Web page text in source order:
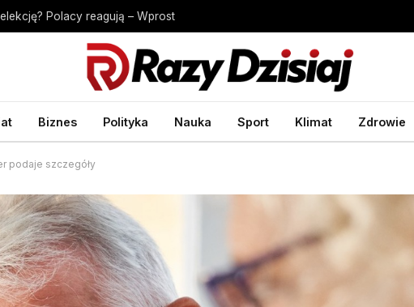
Polacy reagują – Wprost
Biznes Polityka Nauka Sport Klimat Zdrowie
podaje szczegóły